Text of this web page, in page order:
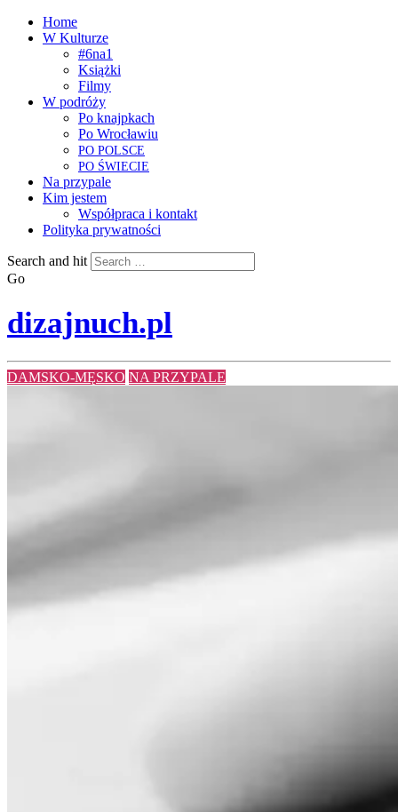
Home
W Kulturze
#6na1
Książki
Filmy
W podróży
Po knajpkach
Po Wrocławiu
PO POLSCE
PO ŚWIECIE
Na przypale
Kim jestem
Współpraca i kontakt
Polityka prywatności
Search and hit
Go
dizajnuch.pl
DAMSKO-MĘSKO NA PRZYPALE